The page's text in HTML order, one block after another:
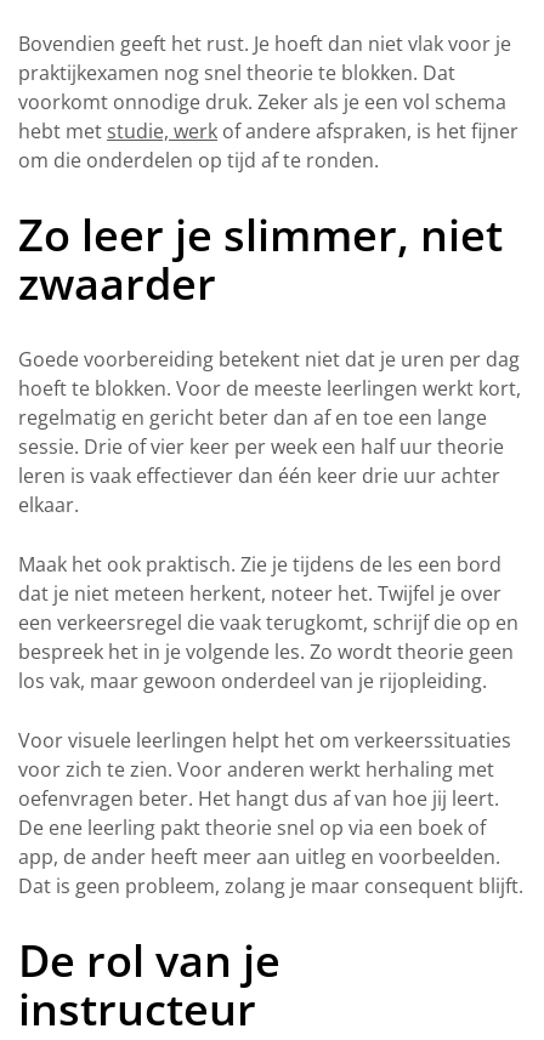
Bovendien geeft het rust. Je hoeft dan niet vlak voor je
praktijkexamen nog snel theorie te blokken. Dat
voorkomt onnodige druk. Zeker als je een vol schema
hebt met studie, werk of andere afspraken, is het fijner
om die onderdelen op tijd af te ronden.
Zo leer je slimmer, niet
zwaarder
Goede voorbereiding betekent niet dat je uren per dag
hoeft te blokken. Voor de meeste leerlingen werkt kort,
regelmatig en gericht beter dan af en toe een lange
sessie. Drie of vier keer per week een half uur theorie
leren is vaak effectiever dan één keer drie uur achter
elkaar.
Maak het ook praktisch. Zie je tijdens de les een bord
dat je niet meteen herkent, noteer het. Twijfel je over
een verkeersregel die vaak terugkomt, schrijf die op en
bespreek het in je volgende les. Zo wordt theorie geen
los vak, maar gewoon onderdeel van je rijopleiding.
Voor visuele leerlingen helpt het om verkeerssituaties
voor zich te zien. Voor anderen werkt herhaling met
oefenvragen beter. Het hangt dus af van hoe jij leert.
De ene leerling pakt theorie snel op via een boek of
app, de ander heeft meer aan uitleg en voorbeelden.
Dat is geen probleem, zolang je maar consequent blijft.
De rol van je
instructeur